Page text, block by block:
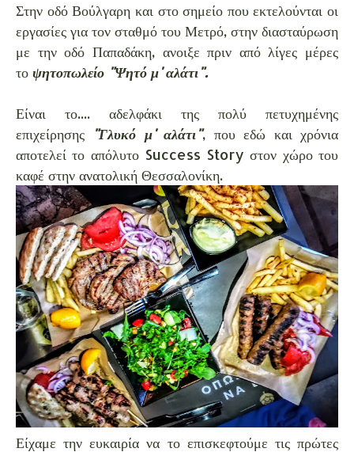
Στην οδό Βούλγαρη και στο σημείο που εκτελούνται οι
εργασίες για τον σταθμό του Μετρό, στην διασταύρωση
με την οδό Παπαδάκη, ανοιξε πριν από λίγες μέρες
το ψητοπωλείο "Ψητό μ' αλάτι".
Είναι το.... αδελφάκι της πολύ πετυχημένης
επιχείρησης "Γλυκό μ' αλάτι", που εδώ και χρόνια
αποτελεί το απόλυτο Success Story στον χώρο του
καφέ στην ανατολική Θεσσαλονίκη.
Είχαμε την ευκαιρία να το επισκεφτούμε τις πρώτες